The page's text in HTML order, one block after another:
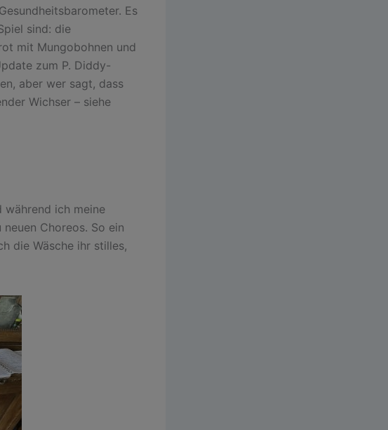
Es
sind: die
mit Mungobohnen und
zum P. Diddy-
aber wer sagt, dass
Wichser – siehe
während ich meine
Choreos. So ein
die Wäsche ihr stilles,